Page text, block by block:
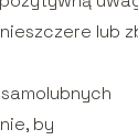
lub
by